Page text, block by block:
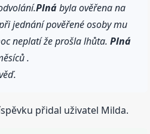
Plnábyla ověřena na
jednání pověřené osoby mu
neplatí že prošla lhůta.Plná
.
přidal uživatel Milda.